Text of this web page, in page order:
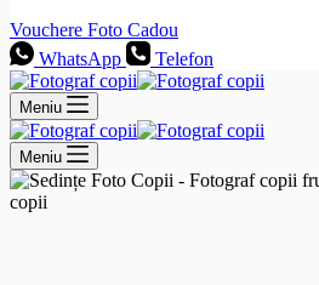
Vouchere Foto Cadou
WhatsApp
Telefon
Meniu
Meniu